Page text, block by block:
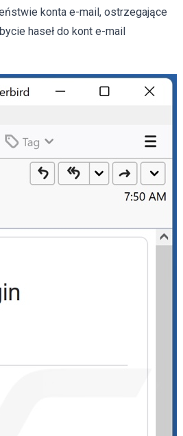
konta e-mail, ostrzegające
haseł do kont e-mail